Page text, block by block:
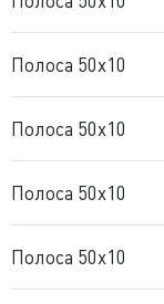
Полоса 50x10
Полоса 50x10
Полоса 50x10
Полоса 50x10